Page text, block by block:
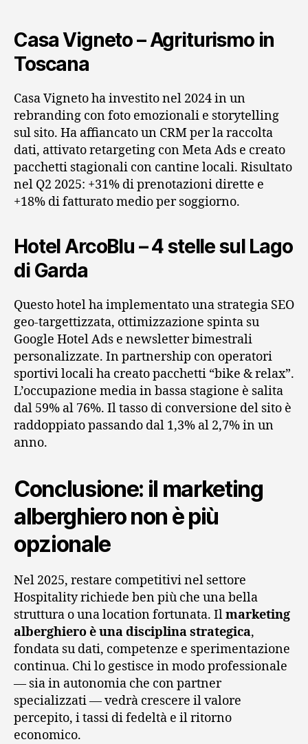
Casa Vigneto – Agriturismo in
Toscana
Casa Vigneto ha investito nel 2024 in un
rebranding con foto emozionali e storytelling
sul sito. Ha affiancato un CRM per la raccolta
dati, attivato retargeting con Meta Ads e creato
pacchetti stagionali con cantine locali. Risultato
nel Q2 2025: +31% di prenotazioni dirette e
+18% di fatturato medio per soggiorno.
Hotel ArcoBlu – 4 stelle sul Lago
di Garda
Questo hotel ha implementato una strategia SEO
geo-targettizzata, ottimizzazione spinta su
Google Hotel Ads e newsletter bimestrali
personalizzate. In partnership con operatori
sportivi locali ha creato pacchetti “bike & relax”.
L’occupazione media in bassa stagione è salita
dal 59% al 76%. Il tasso di conversione del sito è
raddoppiato passando dal 1,3% al 2,7% in un
anno.
Conclusione: il marketing
alberghiero non è più
opzionale
Nel 2025, restare competitivi nel settore
Hospitality richiede ben più che una bella
struttura o una location fortunata. Ilmarketing
alberghiero è una disciplina strategica,
fondata su dati, competenze e sperimentazione
continua. Chi lo gestisce in modo professionale
— sia in autonomia che con partner
specializzati — vedrà crescere il valore
percepito, i tassi di fedeltà e il ritorno
economico.